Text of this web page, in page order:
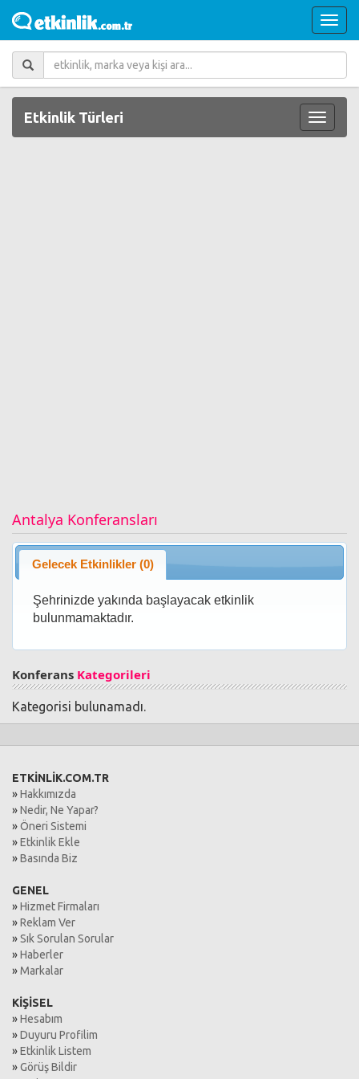
Etkinlik Türleri
Antalya Konferansları
Gelecek Etkinlikler (0)
Şehrinizde yakında başlayacak etkinlik
bulunmamaktadır.
Konferans Kategorileri
Kategorisi bulunamadı.
ETKİNLİK.COM.TR
»Hakkımızda
»Nedir, Ne Yapar?
»Öneri Sistemi
»Etkinlik Ekle
»Basında Biz
GENEL
»Hizmet Firmaları
»Reklam Ver
»Sık Sorulan Sorular
»Haberler
»Markalar
KİŞİSEL
»Hesabım
»Duyuru Profilim
»Etkinlik Listem
»Görüş Bildir